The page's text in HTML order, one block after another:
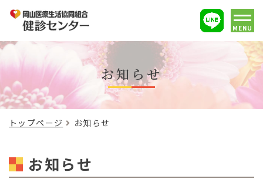
MENU
お知らせ
トップページ お知らせ
お知らせ